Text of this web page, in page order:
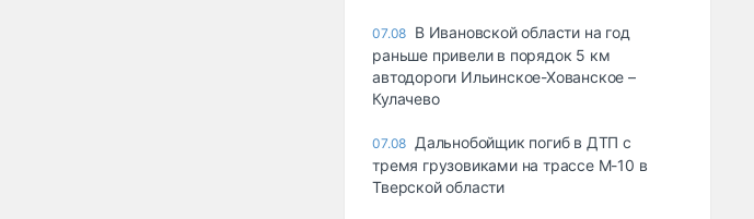
07.08 В Ивановской области на год
раньше привели в порядок 5 км
автодороги Ильинское-Хованское –
Кулачево
07.08 Дальнобойщик погиб в ДТП с
тремя грузовиками на трассе М-10 в
Тверской области